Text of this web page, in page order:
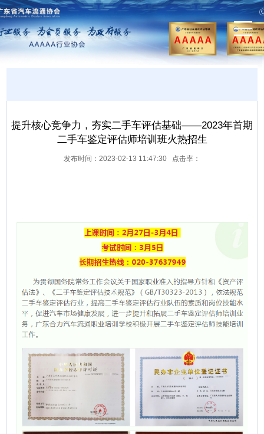
提升核心竞争力，夯实二手车评估基础——2023年首期
二手车鉴定评估师培训班火热招生
发布时间：2023-02-13 11:47:30 点击率：